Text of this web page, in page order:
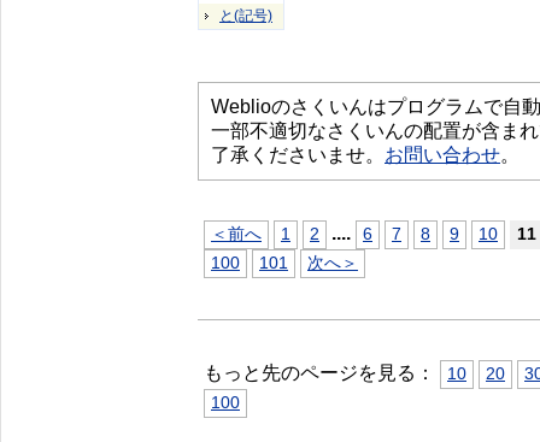
と(記号)
Weblioのさくいんはプログラムで自
一部不適切なさくいんの配置が含ま
了承くださいませ。 お問い合わせ。
＜前へ 1 2 .... 6 7 8 9 10
11
100
101 次へ＞
もっと先のページを見る： 10 20
100